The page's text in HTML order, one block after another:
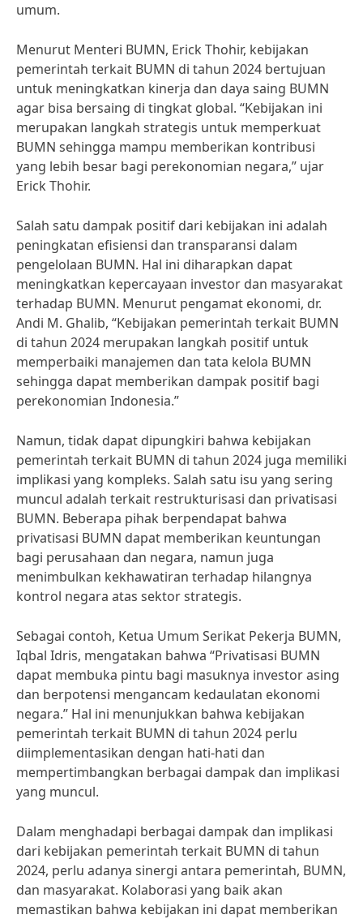
umum.
Menurut Menteri BUMN, Erick Thohir, kebijakan
pemerintah terkait BUMN di tahun 2024 bertujuan
untuk meningkatkan kinerja dan daya saing BUMN
agar bisa bersaing di tingkat global. “Kebijakan ini
merupakan langkah strategis untuk memperkuat
BUMN sehingga mampu memberikan kontribusi
yang lebih besar bagi perekonomian negara,” ujar
Erick Thohir.
Salah satu dampak positif dari kebijakan ini adalah
peningkatan efisiensi dan transparansi dalam
pengelolaan BUMN. Hal ini diharapkan dapat
meningkatkan kepercayaan investor dan masyarakat
terhadap BUMN. Menurut pengamat ekonomi, dr.
Andi M. Ghalib, “Kebijakan pemerintah terkait BUMN
di tahun 2024 merupakan langkah positif untuk
memperbaiki manajemen dan tata kelola BUMN
sehingga dapat memberikan dampak positif bagi
perekonomian Indonesia.”
Namun, tidak dapat dipungkiri bahwa kebijakan
pemerintah terkait BUMN di tahun 2024 juga memiliki
implikasi yang kompleks. Salah satu isu yang sering
muncul adalah terkait restrukturisasi dan privatisasi
BUMN. Beberapa pihak berpendapat bahwa
privatisasi BUMN dapat memberikan keuntungan
bagi perusahaan dan negara, namun juga
menimbulkan kekhawatiran terhadap hilangnya
kontrol negara atas sektor strategis.
Sebagai contoh, Ketua Umum Serikat Pekerja BUMN,
Iqbal Idris, mengatakan bahwa “Privatisasi BUMN
dapat membuka pintu bagi masuknya investor asing
dan berpotensi mengancam kedaulatan ekonomi
negara.” Hal ini menunjukkan bahwa kebijakan
pemerintah terkait BUMN di tahun 2024 perlu
diimplementasikan dengan hati-hati dan
mempertimbangkan berbagai dampak dan implikasi
yang muncul.
Dalam menghadapi berbagai dampak dan implikasi
dari kebijakan pemerintah terkait BUMN di tahun
2024, perlu adanya sinergi antara pemerintah, BUMN,
dan masyarakat. Kolaborasi yang baik akan
memastikan bahwa kebijakan ini dapat memberikan